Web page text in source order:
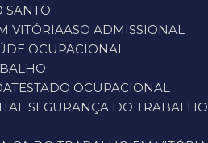
SANTO
VITÓRIA ASO ADMISSIONAL
OCUPACIONAL
ATESTADO OCUPACIONAL
SEGURANÇA DO TRABALHO